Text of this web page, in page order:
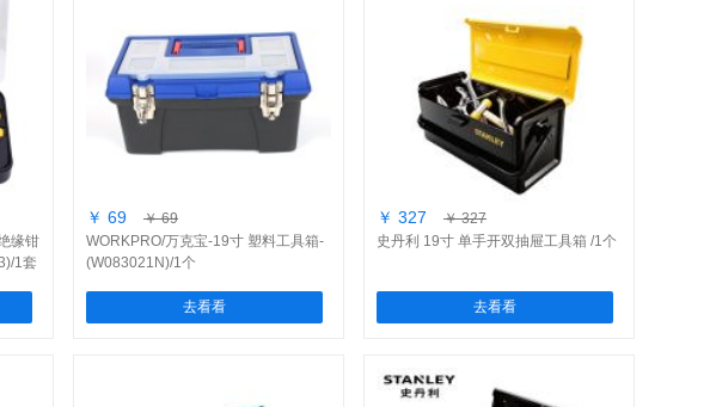
缘钳
1套
￥ 69
￥ 69
WORKPRO/万克宝-19寸 塑料工具箱-
(W083021N)/1个
去看看
￥ 327
￥ 327
史丹利 19寸 单手开双抽屉工具箱 /1个
去看看